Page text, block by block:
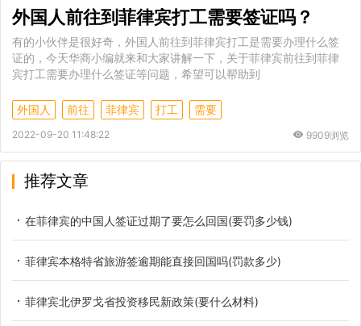
外国人前往到菲律宾打工需要签证吗？
有的小伙伴是很好奇，外国人前往到菲律宾打工是需要办理什么签
证的，今天华商小编就来和大家讲解一下，关于菲律宾前往到菲律
宾打工需要办理什么签证等问题，希望可以帮助到
外国人 前往 菲律宾 打工 需要
2022-09-20 11:48:22 9909浏览
推荐文章
在菲律宾的中国人签证过期了要怎么回国(要罚多少钱)
菲律宾本格特省旅游签逾期能直接回国吗(罚款多少)
菲律宾北伊罗戈省投资移民新政策(要什么材料)